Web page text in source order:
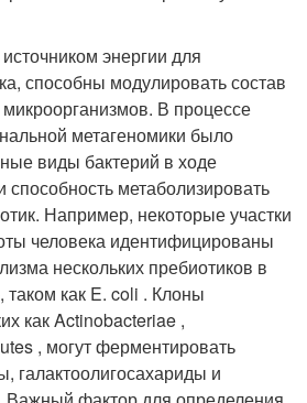
энергии для
способны модулировать состав
В процессе
метагеномики было
виды бактерий в ходе
метаболизировать
Например, некоторые участки
человека идентифицированы
нескольких пребиотиков в
таком как E. coli . Клоны
как Actinobacteriae ,
, могут ферментировать
галактоолигосахариды и